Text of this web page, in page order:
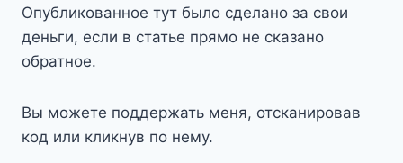
Опубликованное тут было сделано за свои
деньги, если в статье прямо не сказано
обратное.
Вы можете поддержать меня, отсканировав
код или кликнув по нему.